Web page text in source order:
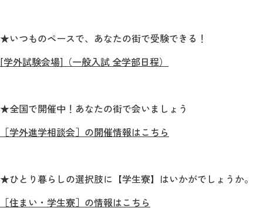
★いつものペースで、あなたの街で受験できる！
[学外試験会場]（一般入試 全学部日程）
★全国で開催中！あなたの街で会いましょう
［学外進学相談会］の開催情報はこちら
★ひとり暮らしの選択肢に【学生寮】はいかがでしょうか。
［住まい・学生寮］の情報はこちら